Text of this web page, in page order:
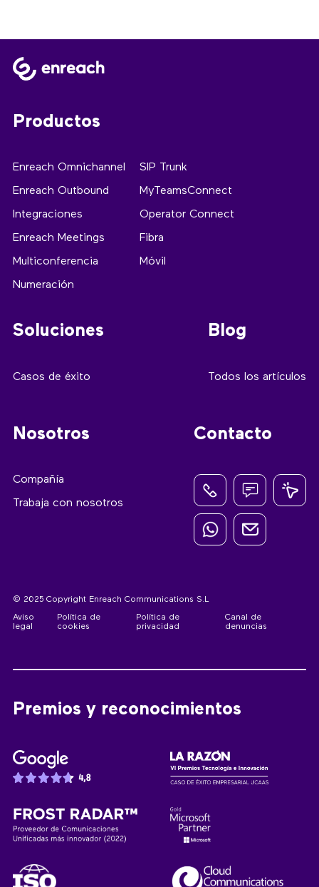
Productos
Enreach Omnichannel
Enreach Outbound
Integraciones
Enreach Meetings
Multiconferencia
Numeración
SIP Trunk
MyTeamsConnect
Operator Connect
Fibra
Móvil
Soluciones
Casos de éxito
Blog
Todos los artículos
Nosotros
Compañía
Trabaja con nosotros
Contacto
© 2025 Copyright Enreach Communications S.L
Aviso
legal
Política de
cookies
Política de
privacidad
Canal de
denuncias
Premios y reconocimientos